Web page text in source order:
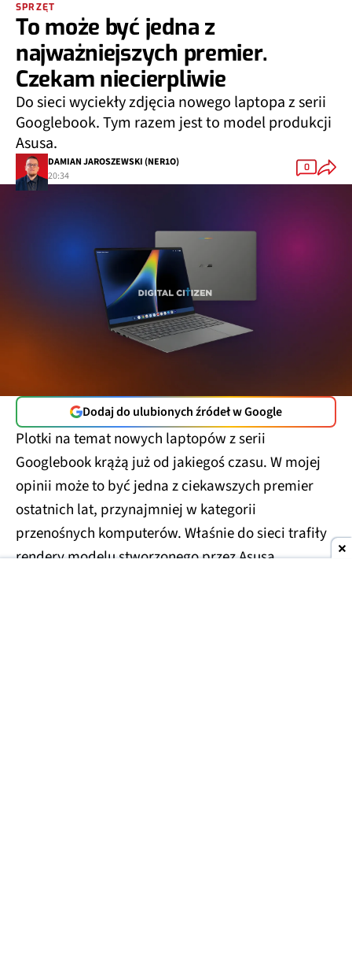
SPRZĘT
To może być jedna z
najważniejszych premier.
Czekam niecierpliwie
Do sieci wyciekły zdjęcia nowego laptopa z serii
Googlebook. Tym razem jest to model produkcji
Asusa.
DAMIAN JAROSZEWSKI (NER1O)
20:34
0
Dodaj do ulubionych źródeł w Google
Plotki na temat nowych laptopów z serii
Googlebook krążą już od jakiegoś czasu. W mojej
opinii może to być jedna z ciekawszych premier
ostatnich lat, przynajmniej w kategorii
przenośnych komputerów. Właśnie do sieci trafiły
rendery modelu stworzonego przez Asusa.